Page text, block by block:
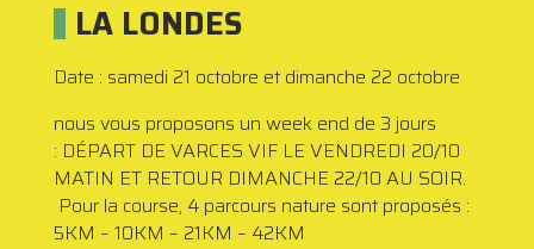
LA LONDES
Date : samedi 21 octobre et dimanche 22 octobre
nous vous proposons un week end de 3 jours
: DÉPART DE VARCES VIF LE VENDREDI 20/10
MATIN ET RETOUR DIMANCHE 22/10 AU SOIR.
Pour la course, 4 parcours nature sont proposés :
5KM – 10KM – 21KM – 42KM